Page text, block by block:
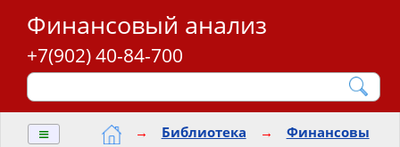
Финансовый анализ
+7(902) 40-84-700
≡ → Библиотека →
Финансовы